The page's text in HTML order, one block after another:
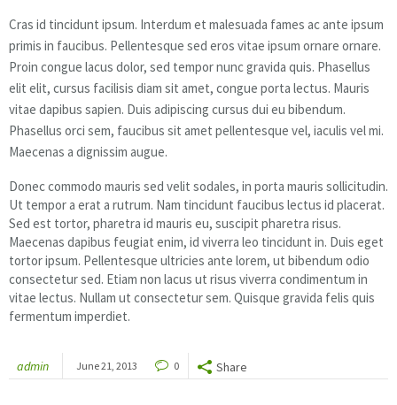
Cras id tincidunt ipsum. Interdum et malesuada fames ac ante ipsum
primis in faucibus. Pellentesque sed eros vitae ipsum ornare ornare.
Proin congue lacus dolor, sed tempor nunc gravida quis. Phasellus
elit elit, cursus facilisis diam sit amet, congue porta lectus. Mauris
vitae dapibus sapien. Duis adipiscing cursus dui eu bibendum.
Phasellus orci sem, faucibus sit amet pellentesque vel, iaculis vel mi.
Maecenas a dignissim augue.
Donec commodo mauris sed velit sodales, in porta mauris sollicitudin.
Ut tempor a erat a rutrum. Nam tincidunt faucibus lectus id placerat.
Sed est tortor, pharetra id mauris eu, suscipit pharetra risus.
Maecenas dapibus feugiat enim, id viverra leo tincidunt in. Duis eget
tortor ipsum. Pellentesque ultricies ante lorem, ut bibendum odio
consectetur sed. Etiam non lacus ut risus viverra condimentum in
vitae lectus. Nullam ut consectetur sem. Quisque gravida felis quis
fermentum imperdiet.
admin June 21, 2013 0 Share